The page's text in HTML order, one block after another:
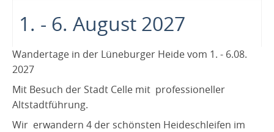
Nächste Termine
Programm 2026
Wander- / Reise-Berichte
Wir über uns
1. - 6. August 2027
Wandertage in der Lüneburger Heide vom 1. - 6.08.
2027
Mit Besuch der Stadt Celle mit professioneller
Altstadtführung.
Wir erwandern 4 der schönsten Heideschleifen im